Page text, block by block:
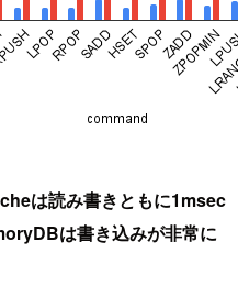
は読み書きともに1msec
は書き込みが非常に